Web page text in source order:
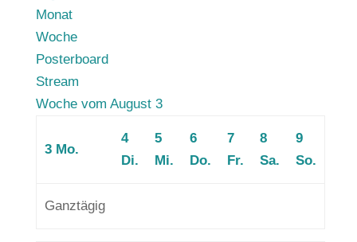
Monat
Woche
Posterboard
Stream
Woche vom August 3
3 Mo.
4
Di.
5
Mi.
6
Do.
7
Fr.
8
Sa.
9
So.
Ganztägig